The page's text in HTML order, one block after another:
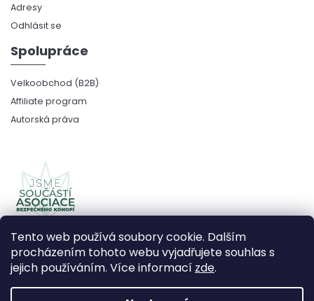
Tento web používá soubory cookie. Dalším
procházením tohoto webu vyjadřujete souhlas s
jejich používáním. Více informací zde.
Adresy
Odhlásit se
Spolupráce
Velkoobchod (B2B)
Affiliate program
Autorská práva